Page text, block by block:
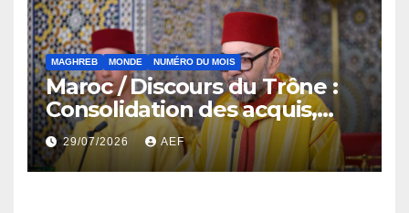
MAGHREB MONDE NUMÉRO DU MOIS
Maroc / Discours du Trône :
Consolidation des acquis,
résilience économique et
affirmation d’une
souveraineté stratégique
29/07/2026 AEF